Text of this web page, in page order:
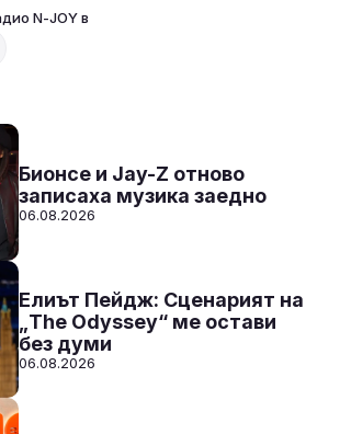
N-JOY в
Бионсе и Jay-Z отново
записаха музика заедно
06.08.2026
Елиът Пейдж: Сценарият на
„The Odyssey“ ме остави
без думи
06.08.2026